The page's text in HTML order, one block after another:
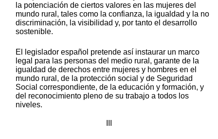
la potenciación de ciertos valores en las mujeres del
mundo rural, tales como la confianza, la igualdad y la no
discriminación, la visibilidad y, por tanto el desarrollo
sostenible.
El legislador español pretende así instaurar un marco
legal para las personas del medio rural, garante de la
igualdad de derechos entre mujeres y hombres en el
mundo rural, de la protección social y de Seguridad
Social correspondiente, de la educación y formación, y
del reconocimiento pleno de su trabajo a todos los
niveles.